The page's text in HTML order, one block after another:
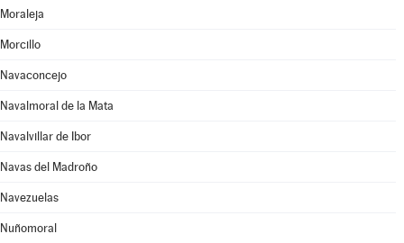
Moraleja
Morcillo
Navaconcejo
Navalmoral de la Mata
Navalvillar de Ibor
Navas del Madroño
Navezuelas
Nuñomoral